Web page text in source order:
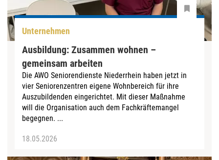
Unternehmen
Ausbildung: Zusammen wohnen –
gemeinsam arbeiten
Die AWO Seniorendienste Niederrhein haben jetzt in
vier Seniorenzentren eigene Wohnbereich für ihre
Auszubildenden eingerichtet. Mit dieser Maßnahme
will die Organisation auch dem Fachkräftemangel
begegnen. ...
18.05.2026